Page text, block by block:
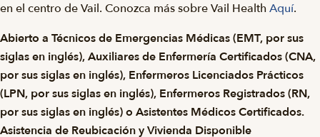
en el centro de Vail. Conozca más sobre Vail Health Aquí.
Abierto a Técnicos de Emergencias Médicas (EMT, por sus
siglas en inglés), Auxiliares de Enfermería Certificados (CNA,
por sus siglas en inglés), Enfermeros Licenciados Prácticos
(LPN, por sus siglas en inglés), Enfermeros Registrados (RN,
por sus siglas en inglés) o Asistentes Médicos Certificados.
Asistencia de Reubicación y Vivienda Disponible